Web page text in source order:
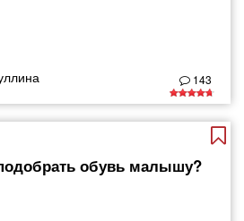
143
обувь малышу?